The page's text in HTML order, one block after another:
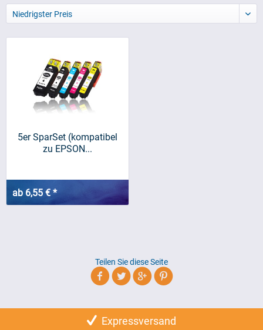
Niedrigster Preis
5er SparSet (kompatibel
zu EPSON...
ab 6,55 € *
Teilen Sie diese Seite
Expressversand